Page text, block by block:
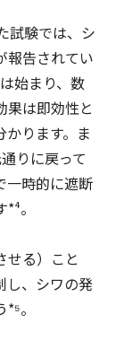
試験では、シ
報告されてい
始まり、数
果は即効性と
ります。ま
りに戻って
一時的に遮断
。
せる）こと
し、シワの発
。